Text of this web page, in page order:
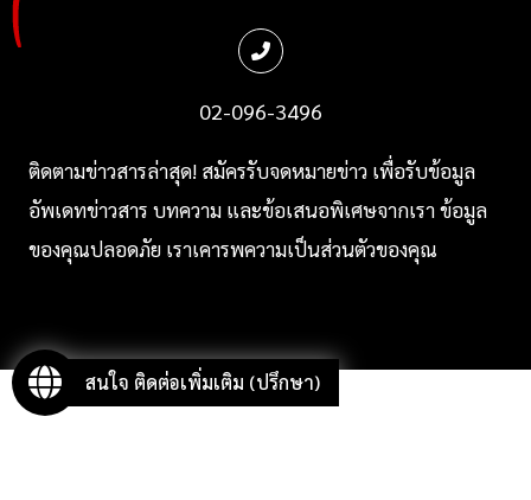
02-096-3496
ติดตามข่าวสารล่าสุด! สมัครรับจดหมายข่าว เพื่อรับข้อมูล
อัพเดทข่าวสาร บทความ และข้อเสนอพิเศษจากเราข้อมูล
ของคุณปลอดภัย เราเคารพความเป็นส่วนตัวของคุณ
สนใจ ติดต่อเพิ่มเติม (ปรึกษา)